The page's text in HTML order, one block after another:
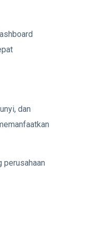
dan
perusahaan